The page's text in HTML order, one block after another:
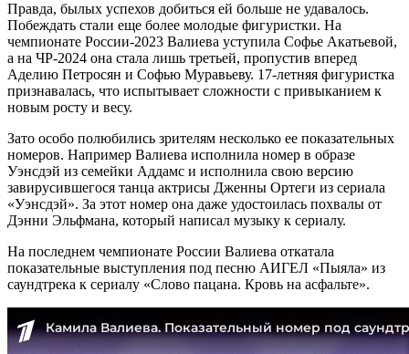
Правда, былых успехов добиться ей больше не удавалось.
Побеждать стали еще более молодые фигуристки. На
чемпионате России-2023 Валиева уступила Софье Акатьевой,
а на ЧР-2024 она стала лишь третьей, пропустив вперед
Аделию Петросян и Софью Муравьеву. 17-летняя фигуристка
признавалась, что испытывает сложности с привыканием к
новым росту и весу.
Зато особо полюбились зрителям несколько ее показательных
номеров. Например Валиева исполнила номер в образе
Уэнсдэй из семейки Аддамс и исполнила свою версию
завирусившегося танца актрисы Дженны Ортеги из сериала
«Уэнсдэй». За этот номер она даже удостоилась похвалы от
Дэнни Эльфмана, который написал музыку к сериалу.
На последнем чемпионате России Валиева откатала
показательные выступления под песню АИГЕЛ «Пыяла» из
саундтрека к сериалу «Слово пацана. Кровь на асфальте».